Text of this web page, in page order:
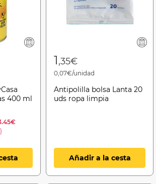
from
400 ml
1,35€
0,07€/unidad
Antipolilla bolsa Lanta 20
uds ropa limpia
Añadir a la cesta